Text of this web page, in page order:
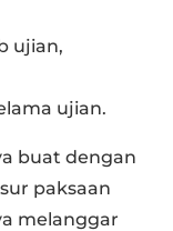
ujian,
ujian.
buat dengan
paksaan
melanggar